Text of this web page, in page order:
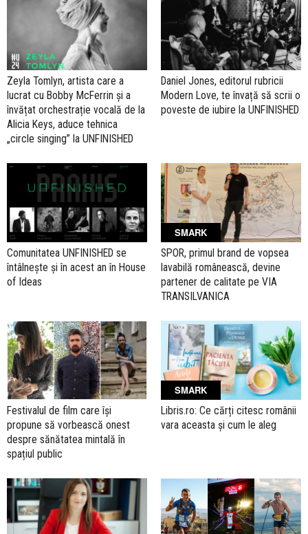
Zeyla Tomlyn, artista care a
lucrat cu Bobby McFerrin și a
învățat orchestrație vocală de la
Alicia Keys, aduce tehnica
„circle singing” la UNFINISHED
Daniel Jones, editorul rubricii
Modern Love, te învață să scrii o
poveste de iubire la UNFINISHED
Comunitatea UNFINISHED se
întâlnește și în acest an în House
of Ideas
SMARK
SPOR, primul brand de vopsea
lavabilă românească, devine
partener de calitate pe VIA
TRANSILVANICA
Festivalul de film care își
propune să vorbească onest
despre sănătatea mintală în
spațiul public
SMARK
Libris.ro: Ce cărți citesc românii
vara aceasta și cum le aleg